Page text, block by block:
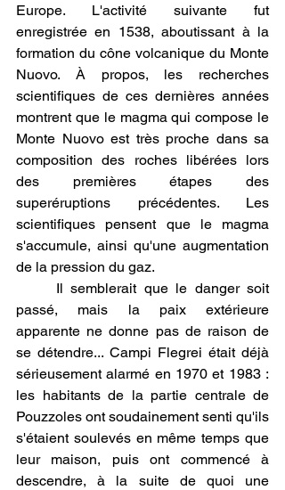
Europe. L'activité suivante fut
enregistrée en 1538, aboutissant à la
formation du cône volcanique du Monte
Nuovo. À propos, les recherches
scientifiques de ces dernières années
montrent que le magma qui compose le
Monte Nuovo est très proche dans sa
composition des roches libérées lors
des premières étapes des
superéruptions précédentes. Les
scientifiques pensent que le magma
s'accumule, ainsi qu'une augmentation
de la pression du gaz.
Il semblerait que le danger soit
passé, mais la paix extérieure
apparente ne donne pas de raison de
se détendre... Campi Flegrei était déjà
sérieusement alarmé en 1970 et 1983 :
les habitants de la partie centrale de
Pouzzoles ont soudainement senti qu'ils
s'étaient soulevés en même temps que
leur maison, puis ont commencé à
descendre, à la suite de quoi une